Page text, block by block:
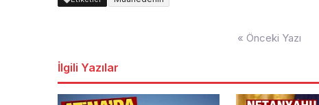
« Önceki Yazı
İlgili Yazılar